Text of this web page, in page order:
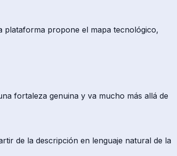
plataforma propone el mapa tecnológico,
fortaleza genuina y va mucho más allá de
de la descripción en lenguaje natural de la